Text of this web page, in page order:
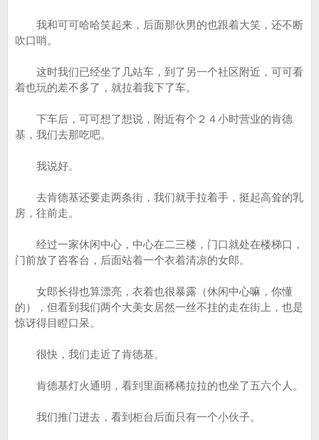
我和可可哈哈笑起来，后面那伙男的也跟着大笑，还不断
吹口哨。
这时我们已经坐了几站车，到了另一个社区附近，可可看
着也玩的差不多了，就拉着我下了车。
下车后，可可想了想说，附近有个２４小时营业的肯德
基，我们去那吃吧。
我说好。
去肯德基还要走两条街，我们就手拉着手，挺起高耸的乳
房，往前走。
经过一家休闲中心，中心在二三楼，门口就处在楼梯口，
门前放了咨客台，后面站着一个衣着清凉的女郎。
女郎长得也算漂亮，衣着也很暴露（休闲中心嘛，你懂
的），但看到我们两个大美女居然一丝不挂的走在街上，也是
惊讶得目瞪口呆。
很快，我们走近了肯德基。
肯德基灯火通明，看到里面稀稀拉拉的也坐了五六个人。
我们推门进去，看到柜台后面只有一个小伙子。